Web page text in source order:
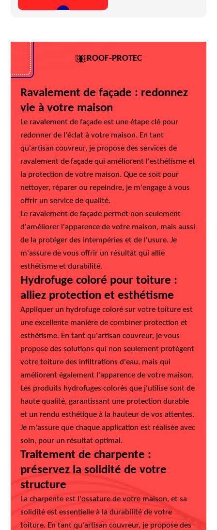
ROOF-PROTEC
Ravalement de façade : redonnez
vie à votre maison
Le ravalement de façade est une étape clé pour
redonner de l'éclat à votre maison. En tant
qu'artisan couvreur, je propose des services de
ravalement de façade qui améliorent l'esthétisme et
la protection de votre maison. Que ce soit pour
nettoyer, réparer ou repeindre, je m'engage à vous
offrir un service de qualité.
Le ravalement de façade permet non seulement
d'améliorer l'apparence de votre maison, mais aussi
de la protéger des intempéries et de l'usure. Je
m'assure de vous offrir un résultat qui allie
esthétisme et durabilité.
Hydrofuge coloré pour toiture :
alliez protection et esthétisme
Appliquer un hydrofuge coloré sur votre toiture est
une excellente manière de combiner protection et
esthétisme. En tant qu'artisan couvreur, je vous
propose des solutions qui non seulement protègent
votre toiture des infiltrations d'eau, mais qui
améliorent également l'apparence de votre maison.
Les produits hydrofuges colorés que j'utilise sont de
haute qualité, garantissant une protection durable
et un rendu esthétique à la hauteur de vos attentes.
Je m'assure que chaque application est réalisée avec
soin, pour un résultat optimal.
Traitement de charpente :
préservez la solidité de votre
structure
La charpente est l'ossature de votre maison, et sa
solidité est essentielle à la durabilité de votre
toiture. En tant qu'artisan couvreur, je propose des